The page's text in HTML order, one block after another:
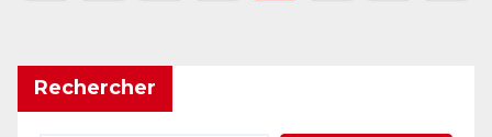
publications
Rechercher